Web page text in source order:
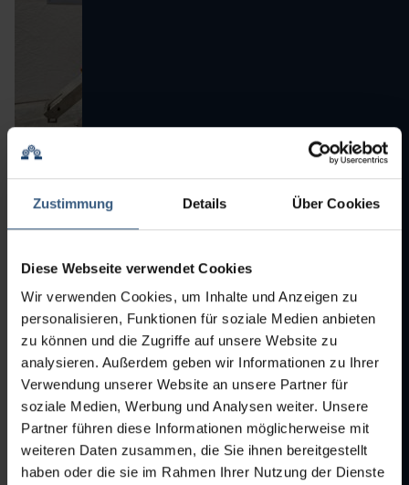
Zustimmung Details Über Cookies
Diese Webseite verwendet Cookies
Wir verwenden Cookies, um Inhalte und Anzeigen zu
personalisieren, Funktionen für soziale Medien anbieten
zu können und die Zugriffe auf unsere Website zu
analysieren. Außerdem geben wir Informationen zu Ihrer
Verwendung unserer Website an unsere Partner für
soziale Medien, Werbung und Analysen weiter. Unsere
Partner führen diese Informationen möglicherweise mit
weiteren Daten zusammen, die Sie ihnen bereitgestellt
haben oder die sie im Rahmen Ihrer Nutzung der Dienste
NRO. DE POSICIÓN:
NRO. DE
POSICIÓN:
99-0836
BOHLE EFB 1350
Cinta transportadora para tabletas
MARCA: Bohle
MODELO: EFB 1350
AÑO: 2007
DESCRIPIÓN:
• Largo de la cinta transportadora 1350 mm
• Ancho de la cinta transportadora 100 mm
• Distancia de banda 30 mm, altura de banda 5 mm
• Cinta transportadora de plástico blanco, como nueva